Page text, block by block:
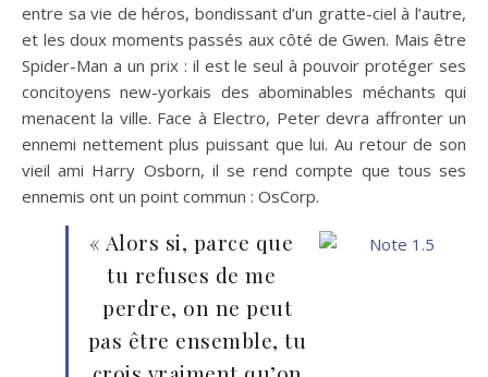
entre sa vie de héros, bondissant d’un gratte-ciel à l’autre,
et les doux moments passés aux côté de Gwen. Mais être
Spider-Man a un prix : il est le seul à pouvoir protéger ses
concitoyens new-yorkais des abominables méchants qui
menacent la ville. Face à Electro, Peter devra affronter un
ennemi nettement plus puissant que lui. Au retour de son
vieil ami Harry Osborn, il se rend compte que tous ses
ennemis ont un point commun : OsCorp.
« Alors si, parce que
tu refuses de me
perdre, on ne peut
pas être ensemble, tu